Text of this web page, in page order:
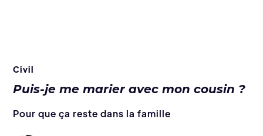
Civil
Puis-je me marier avec mon cousin ?
Pour que ça reste dans la famille